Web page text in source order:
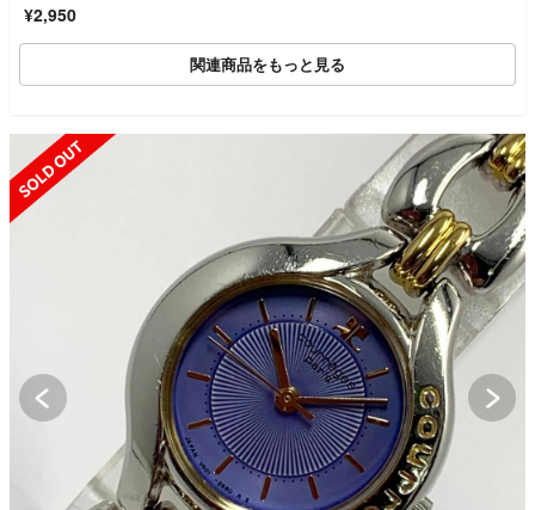
¥2,950
関連商品をもっと見る